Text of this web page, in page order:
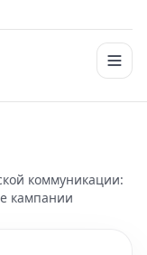
коммуникации:
кампании